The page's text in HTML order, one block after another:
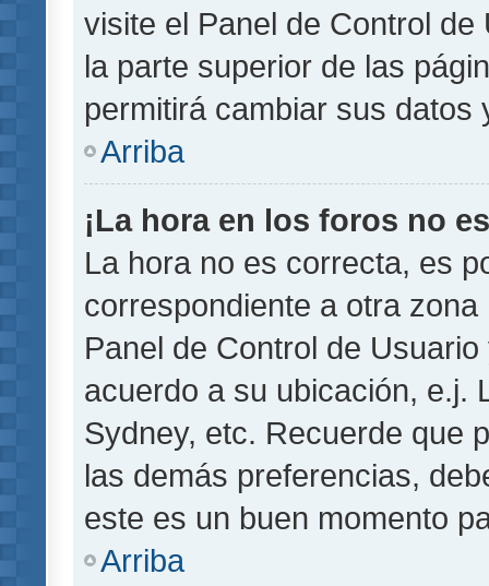
visite el Panel de Control
la parte superior de las
permitirá cambiar sus datos
Arriba
¡La hora en los foros no
La hora no es correcta, es
correspondiente a otra
Panel de Control de
acuerdo a su ubicación, e.j.
Sydney, etc. Recuerde que
las demás preferencias,
este es un buen momento
Arriba